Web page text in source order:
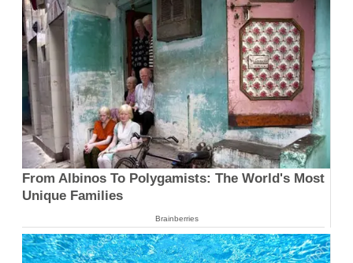
From Albinos To Polygamists: The World's Most
Unique Families
Brainberries